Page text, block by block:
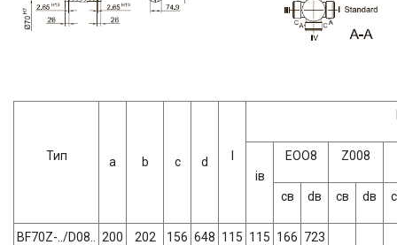
Тип a b c d
iв
ЕОО8 Z008
св dв св dв
BF70Z-../D08.. 200 202 156 648 115 115 166 723